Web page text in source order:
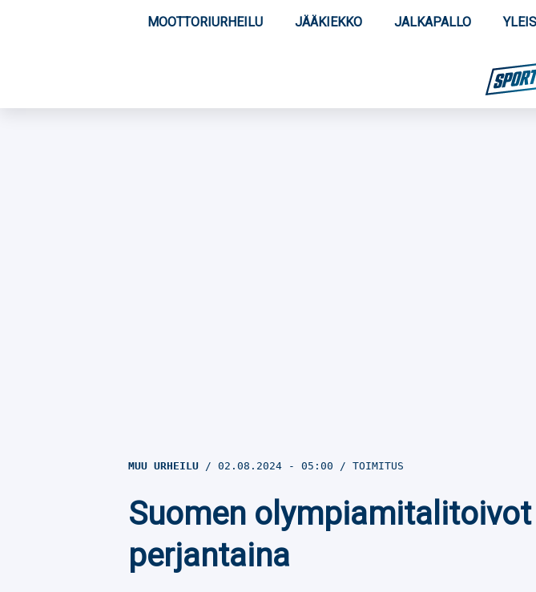
MOOTTORIURHEILU JÄÄKIEKKO JALKAPALLO
MUU URHEILU 02.08.2024 - 05:00 TOIMITUS
Suomen
perjantaina